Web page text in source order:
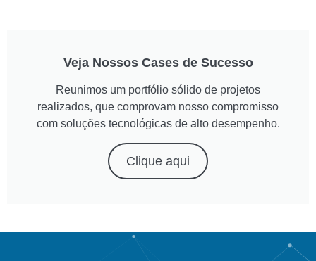
Veja Nossos Cases de Sucesso
Reunimos um portfólio sólido de projetos
realizados, que comprovam nosso compromisso
com soluções tecnológicas de alto desempenho.
Clique aqui